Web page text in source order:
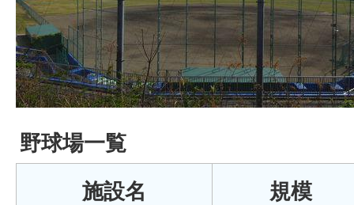
野球場一覧
施設名
規模